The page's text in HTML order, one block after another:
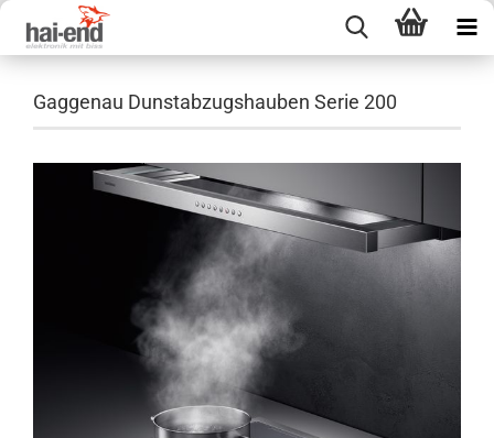
Gaggenau Dunstabzugshauben Serie 200